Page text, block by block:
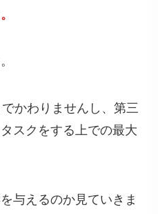
かわりませんし、第三
スクをする上での最大
与えるのか見ていきま